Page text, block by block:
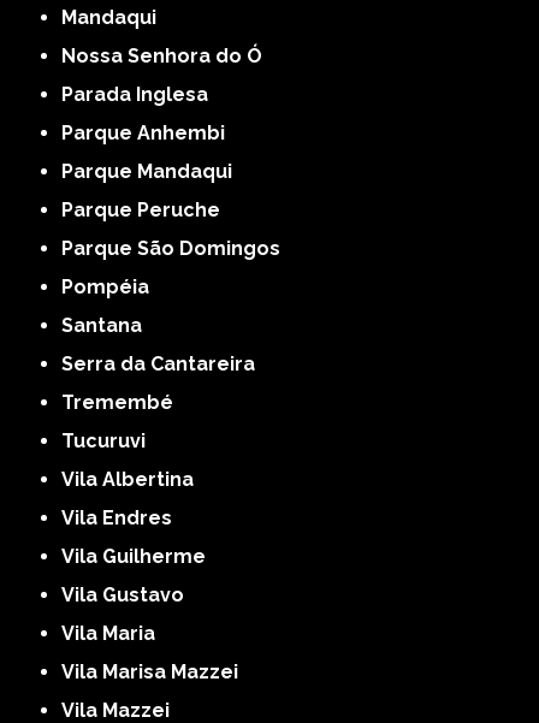
Mandaqui
Nossa Senhora do Ó
Parada Inglesa
Parque Anhembi
Parque Mandaqui
Parque Peruche
Parque São Domingos
Pompéia
Santana
Serra da Cantareira
Tremembé
Tucuruvi
Vila Albertina
Vila Endres
Vila Guilherme
Vila Gustavo
Vila Maria
Vila Marisa Mazzei
Vila Mazzei